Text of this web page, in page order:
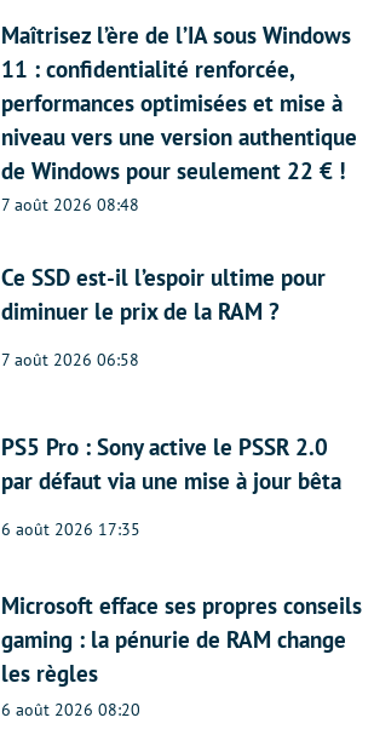
Maîtrisez l’ère de l’IA sous Windows
11 : confidentialité renforcée,
performances optimisées et mise à
niveau vers une version authentique
de Windows pour seulement 22 € !
7 août 2026 08:48
Ce SSD est-il l’espoir ultime pour
diminuer le prix de la RAM ?
7 août 2026 06:58
PS5 Pro : Sony active le PSSR 2.0
par défaut via une mise à jour bêta
6 août 2026 17:35
Microsoft efface ses propres conseils
gaming : la pénurie de RAM change
les règles
6 août 2026 08:20